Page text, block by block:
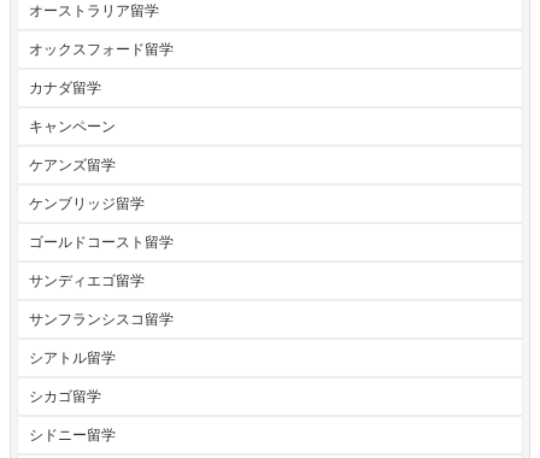
オーストラリア留学
オックスフォード留学
カナダ留学
キャンペーン
ケアンズ留学
ケンブリッジ留学
ゴールドコースト留学
サンディエゴ留学
サンフランシスコ留学
シアトル留学
シカゴ留学
シドニー留学